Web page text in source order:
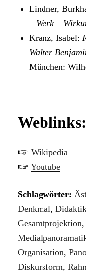
Lindner,
– Werk –
Kranz, Isabel:
Walter
München:
Weblinks:
🖙 Wikipedia
🖙 Youtube
Schlagwörter:
Denkmal, Didaktik
Gesamtprojektion,
Organisation,
Diskursform,